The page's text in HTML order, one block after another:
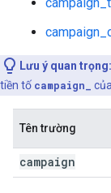
Lưu ý quan trọng:
tiền tố campaign_
Tên trường
campaign